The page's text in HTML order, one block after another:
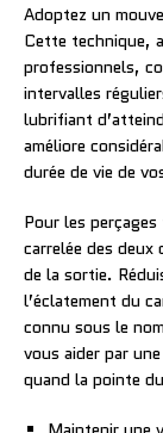
Adoptez un
Cette technique,
professionnels,
intervalles
lubrifiant
améliore
durée de vie de
Pour les
carrelée des
de la sortie.
l’éclatement du
connu sous le
vous aider par
quand la pointe